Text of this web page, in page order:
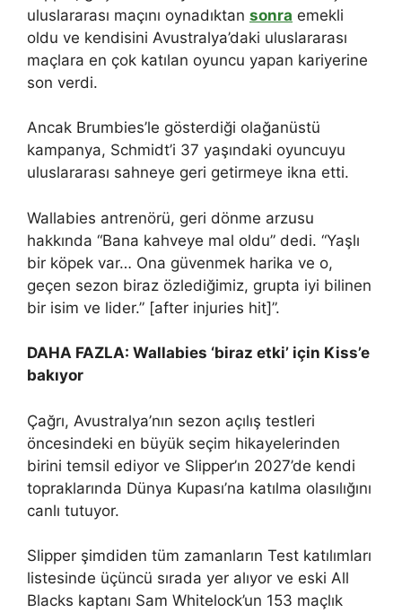
uluslararası maçını oynadıktan sonra emekli
oldu ve kendisini Avustralya’daki uluslararası
maçlara en çok katılan oyuncu yapan kariyerine
son verdi.
Ancak Brumbies’le gösterdiği olağanüstü
kampanya, Schmidt’i 37 yaşındaki oyuncuyu
uluslararası sahneye geri getirmeye ikna etti.
Wallabies antrenörü, geri dönme arzusu
hakkında “Bana kahveye mal oldu” dedi. “Yaşlı
bir köpek var… Ona güvenmek harika ve o,
geçen sezon biraz özlediğimiz, grupta iyi bilinen
bir isim ve lider.” [after injuries hit]”.
DAHA FAZLA: Wallabies ‘biraz etki’ için Kiss’e
bakıyor
Çağrı, Avustralya’nın sezon açılış testleri
öncesindeki en büyük seçim hikayelerinden
birini temsil ediyor ve Slipper’ın 2027’de kendi
topraklarında Dünya Kupası’na katılma olasılığını
canlı tutuyor.
Slipper şimdiden tüm zamanların Test katılımları
listesinde üçüncü sırada yer alıyor ve eski All
Blacks kaptanı Sam Whitelock’un 153 maçlık